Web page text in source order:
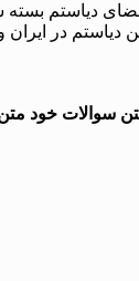
دیاستم بسته
دیاستم در
سوالات خود متن